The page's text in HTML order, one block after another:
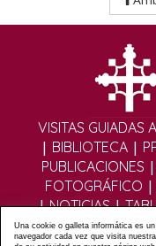
VISITAS GUIADAS
| BIBLIOTECA|
PUBLICACIONES |
FOTOGRÁFICO |
|NOTICIAS|
CONTRATANTE|
Una cookie o galleta informática es
navegador cada vez que visita